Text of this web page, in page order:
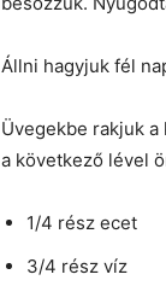
Állni hagyjuk fél
Üvegekbe rakjuk
a következő lével
1/4 rész ecet
3/4 rész víz